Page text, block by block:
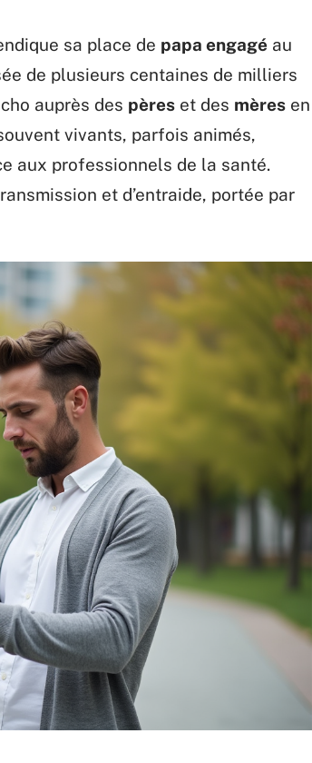
sa place de papa engagé au
de plusieurs centaines de milliers
auprès des pères et des mères en
vivants, parfois animés,
aux professionnels de la santé.
et d’entraide, portée par